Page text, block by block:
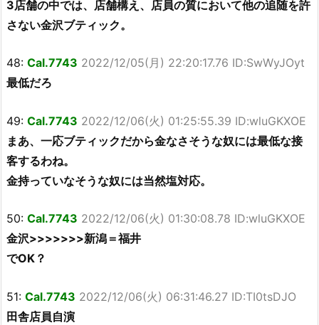
3店舗の中では、店舗構え、店員の質において他の追随を許
さない金沢ブティック。
48: Cal.7743 2022/12/05(月) 22:20:17.76 ID:SwWyJOyt
最低だろ
49: Cal.7743 2022/12/06(火) 01:25:55.39 ID:wluGKXOE
まあ、一応ブティックだから金なさそうな奴には最低な接
客するわね。
金持っていなそうな奴には当然塩対応。
50: Cal.7743 2022/12/06(火) 01:30:08.78 ID:wluGKXOE
金沢>>>>>>>新潟＝福井
でOK？
51: Cal.7743 2022/12/06(火) 06:31:46.27 ID:TI0tsDJO
田舎店員自演